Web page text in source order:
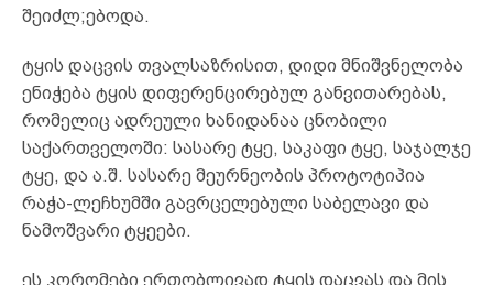
შეიძლ;ებოდა.
ტყის დაცვის თვალსაზრისით, დიდი მნიშვნელობა
ენიჭება ტყის დიფერენცირებულ განვითარებას,
რომელიც ადრეული ხანიდანაა ცნობილი
საქართველოში: სასარე ტყე, საკაფი ტყე, საჯალჯე
ტყე, და ა.შ. სასარე მეურნეობის პროტოტიპია
რაჭა-ლეჩხუმში გავრცელებული საბელავი და
ნამოშვარი ტყეები.
ეს კორომები ერთობლივად ტყის დაცვას და მის